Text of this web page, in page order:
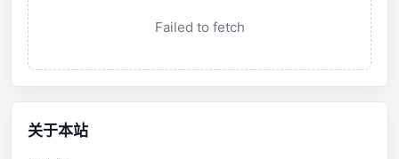
Failed to fetch
关于本站